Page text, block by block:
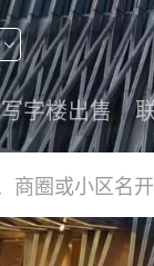
写字楼出售